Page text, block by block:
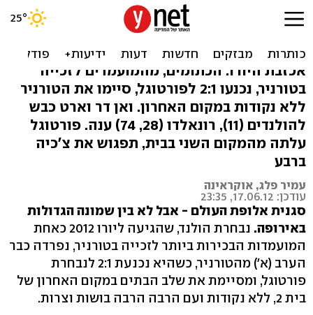
הולנד נוצחה והודחה מהיורו,
צמד לרונאלדו
אכזבת היורו: הכתומים, מהמועמדים לזכייה
בטורניר, נכנעו 2:1 לפורטוגל, סיימו את הטורניר
ללא נקודות במקום האחרון. ואן דר וארט כבש
להולנדים (11), רונאלדו (28, 74) ענה. פורטוגל
עלתה מהמקום השני בבית, תפגוש את צ'כיה
ברבע
עמיר פלג, אוקראינה
עודכן: 17.06.12, 23:35
סגנית אלופת העולם - אבל לא בין שמונה הגדולות
באירופה.
נבחרת הולנד, שהגיעה ליורו 2012 כאחת
המועמדות הבכירות ביותר לזכייה בטורניר, נפרדה כבר
הערב (א') מהטורניר, כשהיא נכנעת 2:1 לנבחרת
פורטוגל, ומסיימת את שלב הבתים במקום האחרון של
בית 2, ללא נקודות ועם הרבה הרבה בושות וצרות.